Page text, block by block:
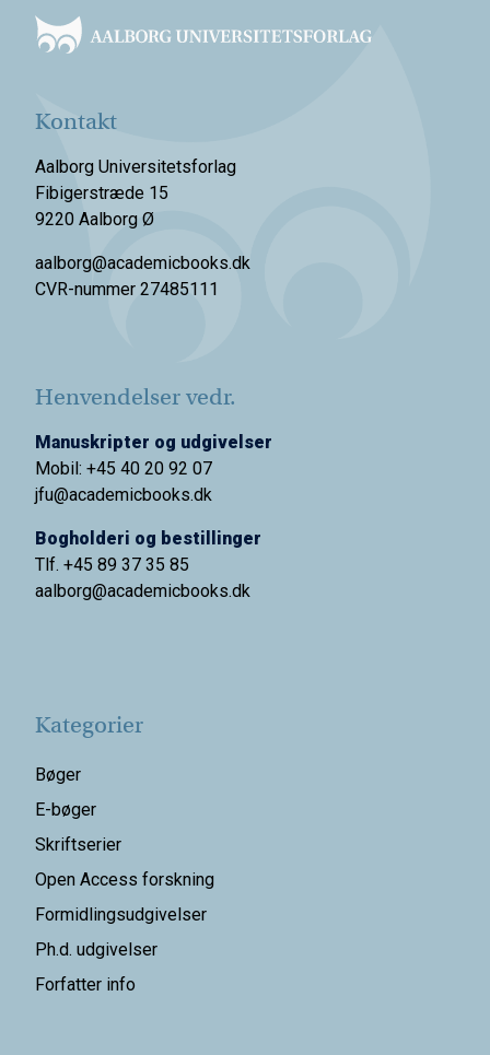
Kontakt
Aalborg Universitetsforlag
Fibigerstræde 15
9220 Aalborg Ø
aalborg@academicbooks.dk
CVR-nummer 27485111
Henvendelser vedr.
Manuskripter og udgivelser
Mobil: +45 40 20 92 07
jfu@academicbooks.dk
Bogholderi og bestillinger
Tlf. +45 89 37 35 85
aalborg@academicbooks.dk
Kategorier
Bøger
E-bøger
Skriftserier
Open Access forskning
Formidlingsudgivelser
Ph.d. udgivelser
Forfatter info